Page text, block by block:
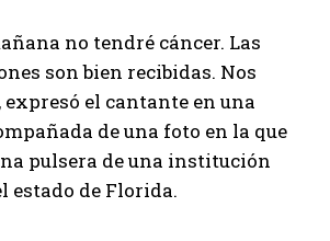
no tendré cáncer. Las
son bien recibidas. Nos
expresó el cantante en una
de una foto en la que
pulsera de una institución
estado de Florida.